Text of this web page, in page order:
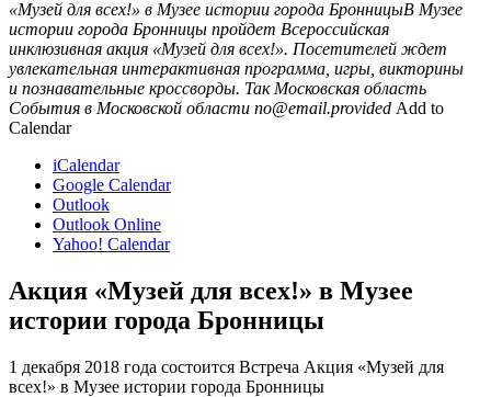
«Музей для всех!» в Музее истории города БронницыВ Музее
истории города Бронницы пройдет Всероссийская
инклюзивная акция «Музей для всех!». Посетителей ждет
увлекательная интерактивная программа, игры, викторины
и познавательные кроссворды. Так Московская область
События в Московской области no@email.provided Add to
Calendar
iCalendar
Google Calendar
Outlook
Outlook Online
Yahoo! Calendar
Акция «Музей для всех!» в Музее
истории города Бронницы
1 декабря 2018 года состоится Встреча Акция «Музей для
всех!» в Музее истории города Бронницы